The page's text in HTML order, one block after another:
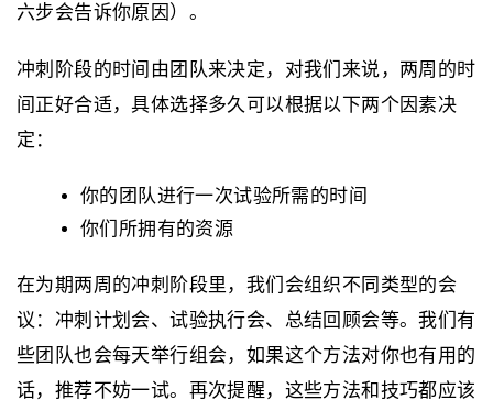
六步会告诉你原因）。
冲刺阶段的时间由团队来决定，对我们来说，两周的时
间正好合适，具体选择多久可以根据以下两个因素决
定：
你的团队进行一次试验所需的时间
你们所拥有的资源
在为期两周的冲刺阶段里，我们会组织不同类型的会
议：冲刺计划会、试验执行会、总结回顾会等。我们有
些团队也会每天举行组会，如果这个方法对你也有用的
话，推荐不妨一试。再次提醒，这些方法和技巧都应该